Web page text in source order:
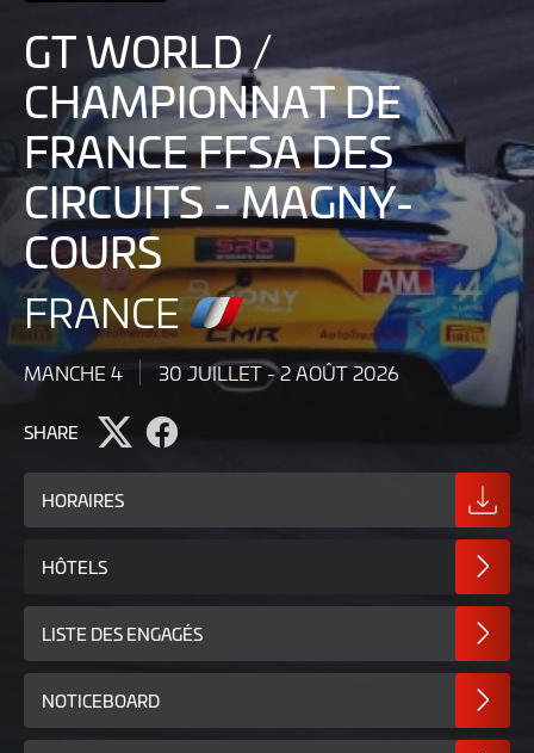
France
30
Juillet
-
2
Août
2026
-
Magny-
Cours
poster
GT WORLD /
CHAMPIONNAT DE
FRANCE FFSA DES
CIRCUITS - MAGNY-
COURS
FRANCE
MANCHE 4 30 JUILLET - 2 AOÛT 2026
SHARE
Share
Twitter
Share
HORAIRES
HÔTELS
LISTE DES ENGAGÉS
NOTICEBOARD